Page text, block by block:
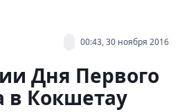
00:43, 30 ноября 2016
Дня Первого
в Кокшетау